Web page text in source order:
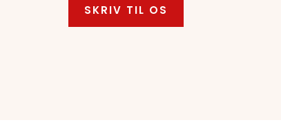
SKRIV TIL OS